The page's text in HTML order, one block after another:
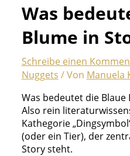
Was
Blume in
Schreibe einen
Nuggets / Von Manuela
Was bedeutet die
Also rein
Kathegorie
(oder ein Tier), der
Story steht.